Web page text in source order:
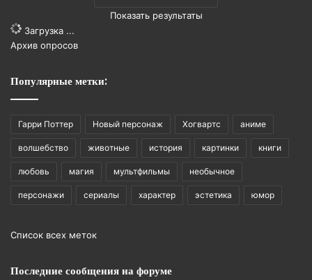
Показать результаты
Загрузка ...
Архив опросов
Популярные метки:
Гарри Поттер Новый персонаж Хогвартс аниме
волшебство животные история картинки книги
любовь магия мультфильмы необычное
персонажи сериалы характер эстетика юмор
Список всех меток
Последние сообщения на форуме